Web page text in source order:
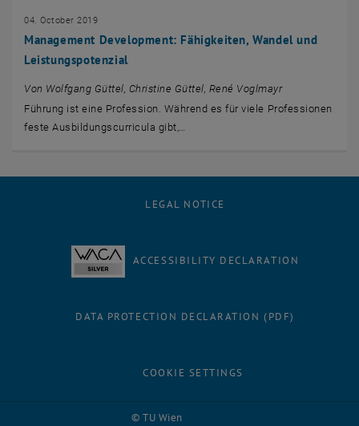
Management Development: Fähigkeiten, Wandel und
Leistungspotenzial
04. October 2019
Von Wolfgang Güttel, Christine Güttel, René Voglmayr
Führung ist eine Profession. Während es für viele Professionen
feste Ausbildungscurricula gibt,…
© TU Wien
LEGAL NOTICE
ACCESSIBILITY DECLARATION
DATA PROTECTION DECLARATION (PDF)
COOKIE SETTINGS